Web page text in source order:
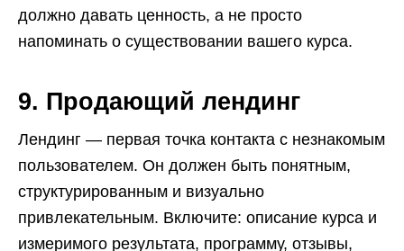
должно давать ценность, а не просто
напоминать о существовании вашего курса.
9. Продающий лендинг
Лендинг — первая точка контакта с незнакомым
пользователем. Он должен быть понятным,
структурированным и визуально
привлекательным. Включите: описание курса и
измеримого результата, программу, отзывы,